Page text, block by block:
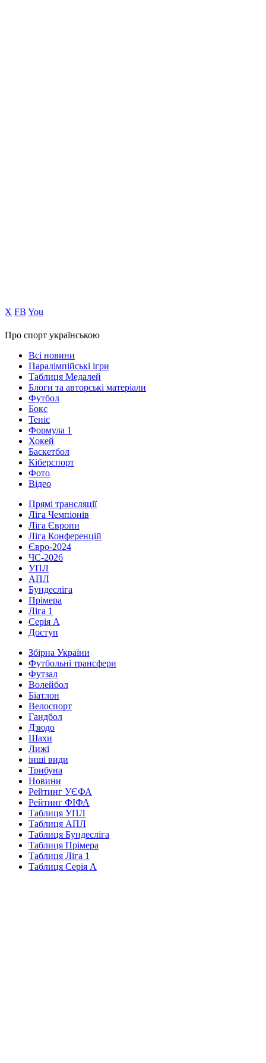
Х FB You
Про спорт українською
Всі новини
Паралімпійські ігри
Таблиця Медалей
Блоги та авторські матеріали
Футбол
Бокс
Теніс
Формула 1
Хокей
Баскетбол
Кіберспорт
Фото
Відео
Прямі трансляції
Ліга Чемпіонів
Ліга Європи
Ліга Конференцій
Євро-2024
ЧС-2026
УПЛ
АПЛ
Бундесліга
Прімера
Ліга 1
Серія А
Доступ
Збірна України
Футбольні трансфери
Футзал
Волейбол
Біатлон
Велоспорт
Гандбол
Дзюдо
Шахи
Лижі
інші види
Трибуна
Новини
Рейтинг УЄФА
Рейтинг ФІФА
Таблиця УПЛ
Таблиця АПЛ
Таблиця Бундесліга
Таблиця Прімера
Таблиця Ліга 1
Таблиця Серія А